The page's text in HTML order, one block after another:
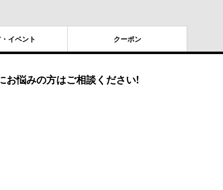
イベント クーポン
お悩みの方はご相談ください!